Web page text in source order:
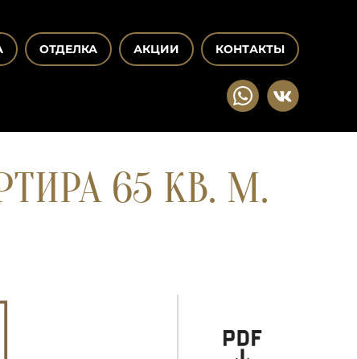
ОТДЕЛКА АКЦИИ КОНТАКТЫ
65 КВ. М.